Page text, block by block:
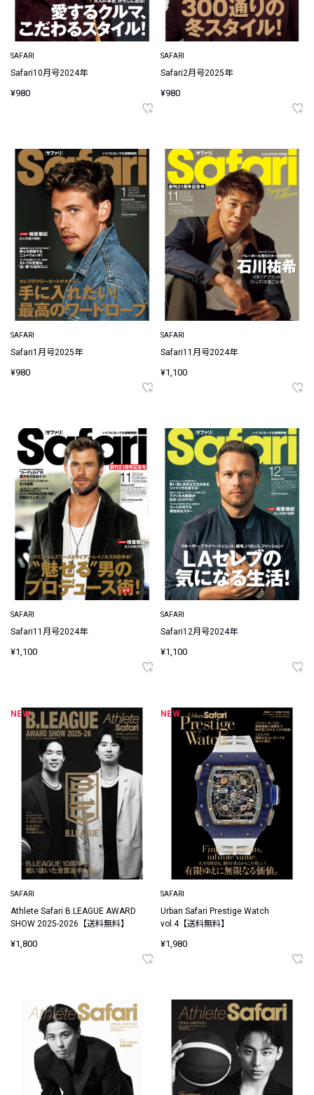
SAFARI
Safari10月号2024年
¥980
SAFARI
Safari2月号2025年
¥980
SAFARI
Safari1月号2025年
¥980
SAFARI
Safari11月号2024年
¥1,100
SAFARI
Safari11月号2024年
¥1,100
SAFARI
Safari12月号2024年
¥1,100
NEW
SAFARI
Athlete Safari B.LEAGUE AWARD
SHOW 2025-2026【送料無料】
¥1,800
NEW
SAFARI
Urban Safari Prestige Watch
vol.4【送料無料】
¥1,980